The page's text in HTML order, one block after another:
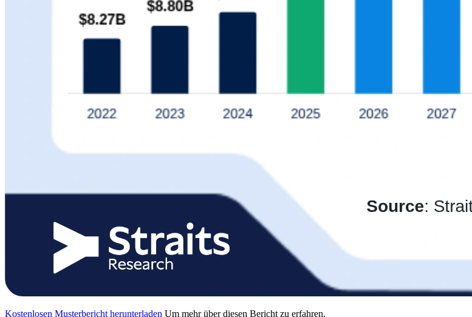
Kostenlosen Musterbericht herunterladen Um mehr über diesen Bericht zu erfahren,